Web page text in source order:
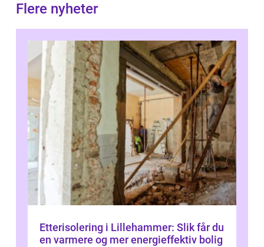
Flere nyheter
Etterisolering i Lillehammer: Slik får du
en varmere og mer energieffektiv bolig